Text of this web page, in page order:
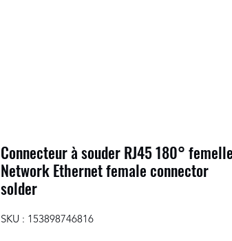
Connecteur à souder RJ45 180° femelle
Network Ethernet female connector
solder
SKU : 153898746816